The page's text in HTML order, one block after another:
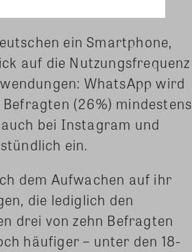
ein Smartphone,
auf die Nutzungsfrequenz
WhatsApp wird
(26%) mindestens
bei Instagram und
ein.
dem Aufwachen auf ihr
die lediglich den
drei von zehn Befragten
häufiger – unter den 18-